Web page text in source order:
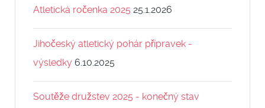
Atletická ročenka 2025 25.1.2026
Jihočeský atletický pohár přípravek -
výsledky 6.10.2025
Soutěže družstev 2025 - konečný stav